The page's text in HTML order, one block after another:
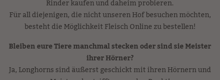
Rinder kaufen und daheim probieren.
Für all diejenigen, die nicht unseren Hof besuchen möchten,
besteht die Möglichkeit Fleisch Online zu bestellen!
Bleiben eure Tiere manchmal stecken oder sind sie Meister
ihrer Hörner?
Ja, Longhorns sind äußerst geschickt mit ihren Hörnern und